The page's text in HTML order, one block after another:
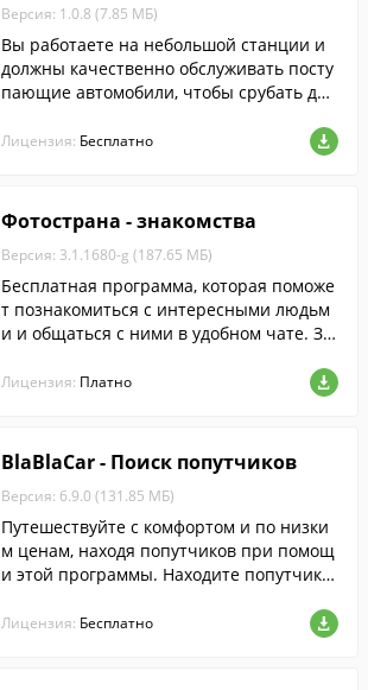
Версия: 1.0.8 (7.85 МБ)
Вы работаете на небольшой станции и
должны качественно обслуживать посту
пающие автомобили, чтобы срубать ден
Лицензия: Бесплатно
Фотострана - знакомства
Версия: 3.1.1680-g (187.65 МБ)
Бесплатная программа, которая поможе
т познакомиться с интересными людьм
и и общаться с ними в удобном чате. Зн
овыми знакомыми еще не было так про
сто. Фотострана поможет найти взаимну
Лицензия: Платно
BlaBlaCar - Поиск попутчиков
Версия: 6.9.0 (131.85 МБ)
Путешествуйте с комфортом и по низки
м ценам, находя попутчиков при помощ
и этой программы. Находите попутчико
Лицензия: Бесплатно